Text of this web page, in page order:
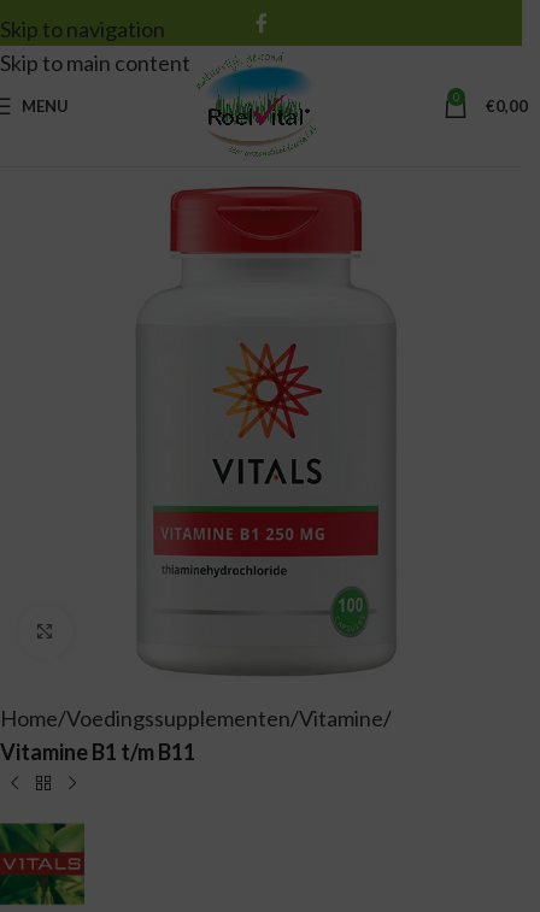
Skip to navigation
Skip to main content
MENU 0 €0,00
Home Voedingssupplementen Vitamine
Vitamine B1 t/m B11